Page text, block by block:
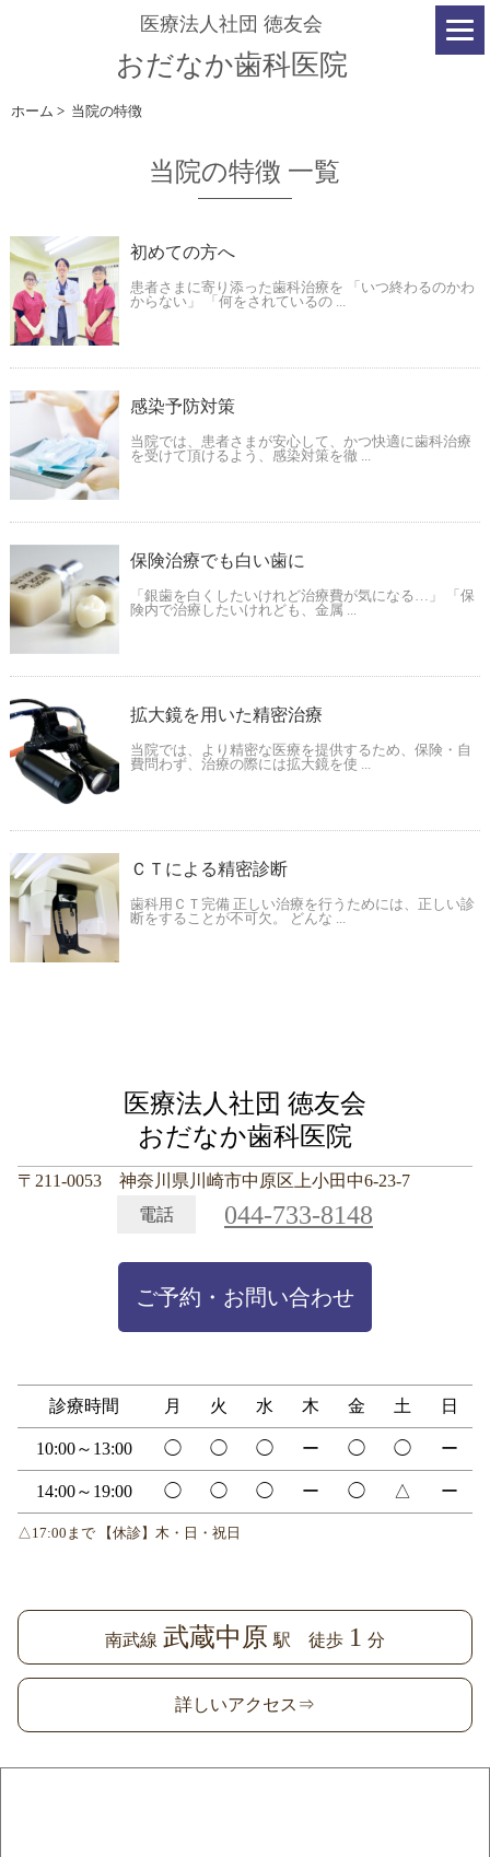
医療法人社団 徳友会
おだなか歯科医院
ホーム > 当院の特徴
当院の特徴 一覧
初めての方へ
患者さまに寄り添った歯科治療を 「いつ終わるのかわ
からない」 「何をされているの ...
感染予防対策
当院では、患者さまが安心して、かつ快適に歯科治療
を受けて頂けるよう、感染対策を徹 ...
保険治療でも白い歯に
「銀歯を白くしたいけれど治療費が気になる…」 「保
険内で治療したいけれども、金属 ...
拡大鏡を用いた精密治療
当院では、より精密な医療を提供するため、保険・自
費問わず、治療の際には拡大鏡を使 ...
ＣＴによる精密診断
歯科用ＣＴ完備 正しい治療を行うためには、正しい診
断をすることが不可欠。 どんな ...
医療法人社団 徳友会
おだなか歯科医院
〒211-0053 神奈川県川崎市中原区上小田中6-23-7
電話
044-733-8148
ご予約・お問い合わせ
診療時間 月 火 水 木 金 土 日
10:00～13:00 ◯ ◯ ◯ ー ◯ ◯ ー
14:00～19:00 ◯ ◯ ◯ ー ◯ △ ー
△17:00まで 【休診】木・日・祝日
南武線 武蔵中原 駅 徒歩 1 分
詳しいアクセス⇒